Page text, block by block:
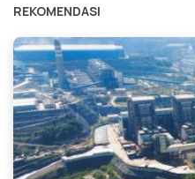
REKOMENDASI